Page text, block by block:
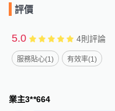
以上三種都可以增加風量
劑 可達到消毒 抗菌 除霉
淨看的到 效果感受的到
評價
5.0 4則評論
服務貼心(1) 有效率(1)
業主3**664